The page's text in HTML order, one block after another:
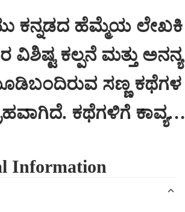
ಕನ್ನಡದ ಹೆಮ್ಮೆಯ ಲೇಖಕಿ
ವಿಶಿಷ್ಟ ಕಲ್ಪನೆ ಮತ್ತು ಅನನ್ಯ
ಸಣ್ಣ ಕಥೆಗಳ
ಕಥೆಗಳಿಗೆ ಕಾವ್ಯದ
ವೈದೇಹಿ ಅವರು,
ಆದ ವಿಶಿಷ್ಟ
ಅಪರೂಪದ
Information